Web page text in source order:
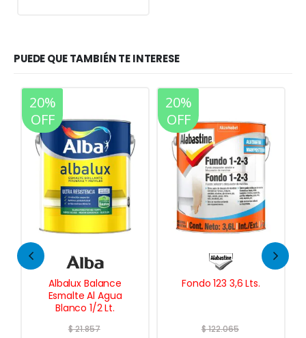
PUEDE QUE TAMBIÉN TE INTERESE
20%
OFF
Fondo 123 3,6 Lts.
$122.065
20%
OFF
35%
OFF
Pintura Asfáltica
$39.499